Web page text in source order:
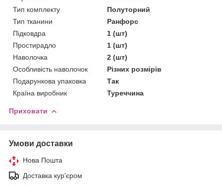
Тип комплекту
Полуторний
Тип тканини
Ранфорс
Підковдра
1 (шт)
Простирадло
1 (шт)
Наволочка
2 (шт)
Особливість наволочок
Різних розмірів
Подарункова упаковка
Так
Країна виробник
Туреччина
Приховати
Умови доставки
Нова Пошта
Доставка кур'єром